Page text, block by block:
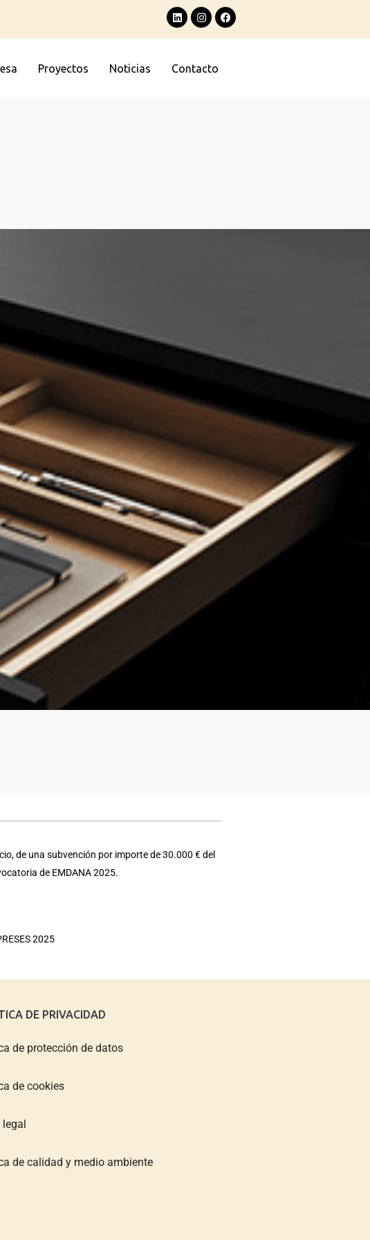
Proyectos Noticias Contacto
de una subvención por importe de 30.000 € del
de EMDANA 2025.
2025
DE PRIVACIDAD
de protección de datos
de cookies
legal
de calidad y medio ambiente